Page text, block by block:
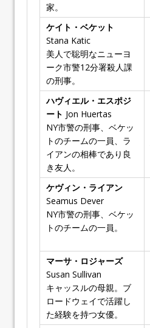
家。
ケイト・ベケット
Stana Katic
美人で聡明なニューヨ
ーク市警12分署殺人課
の刑事。
ハヴィエル・エスポジ
ート Jon Huertas
NY市警の刑事、ベケッ
トのチームの一員、ラ
イアンの相棒であり良
き友人。
ケヴィン・ライアン
Seamus Dever
NY市警の刑事、ベケッ
トのチームの一員。
マーサ・ロジャーズ
Susan Sullivan
キャッスルの母親。ブ
ロードウェイで活躍し
た経験を持つ女優。